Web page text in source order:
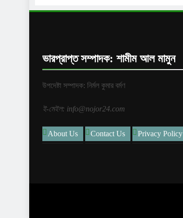
ভারপ্রাপ্ত সম্পাদক: শামীম আল মামুন
উপদেষ্টা সম্পাদক: নির্মল কুমার বর্মণ
ই-মেইল: info@nojor24.com
About Us Contact Us Privacy Policy